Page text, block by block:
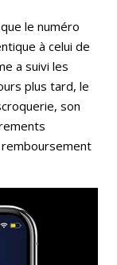
le numéro
à celui de
a suivi les
plus tard, le
son
remboursement